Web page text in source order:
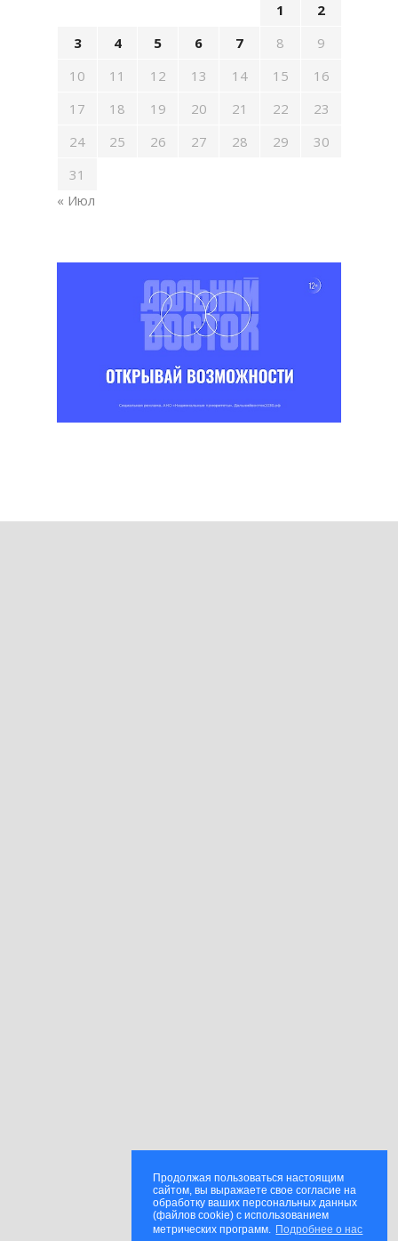
Продолжая пользоваться настоящим
сайтом, вы выражаете свое согласие на
обработку ваших персональных данных
(файлов cookie) с использованием
метрических программ. Подробнее о нас
1
2
3
4 5 6 7 8
9
10
11 12 13 14 15
16
17
18 19 20 21 22
23
24
25 26 27 28 29
30
31
« Июл